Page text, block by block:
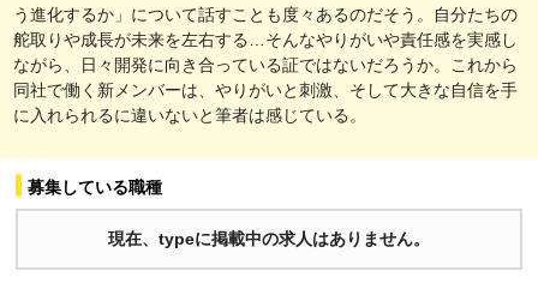
う進化するか」について話すことも度々あるのだそう。自分たちの
舵取りや成長が未来を左右する…そんなやりがいや責任感を実感し
ながら、日々開発に向き合っている証ではないだろうか。これから
同社で働く新メンバーは、やりがいと刺激、そして大きな自信を手
に入れられるに違いないと筆者は感じている。
募集している職種
現在、typeに掲載中の求人はありません。